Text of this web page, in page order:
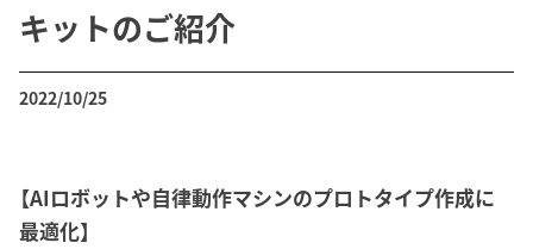
キットのご紹介
2022/10/25
【AIロボットや自律動作マシンのプロトタイプ作成に
最適化】